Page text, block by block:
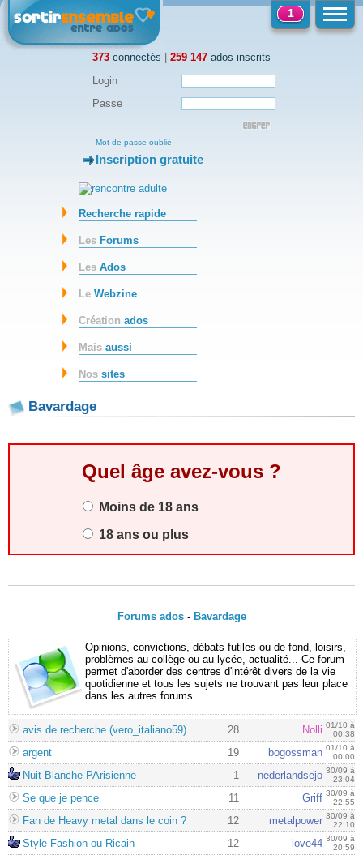
373 connectés | 259 147 ados inscrits
1
Login
Passe
- Mot de passe oublié
-Inscription gratuite
Recherche rapide
Les Forums
LesAdos
LeWebzine
Créationados
Maisaussi
Nossites
Bavardage
Quel âge avez-vous ?
Moins de 18 ans
18 ans ou plus
Forums ados- Bavardage
Opinions, convictions, débats futiles ou de fond, loisirs,
problèmes au collège ou au lycée, actualité... Ce forum
permet d'aborder des centres d'intérêt divers de la vie
quotidienne et tous les sujets ne trouvant pas leur place
dans les autres forums.
avis de recherche (vero_italiano59) 28 Nolli 01/10 à
00:38
argent 19 bogossman 01/10 à
00:00
Nuit Blanche PArisienne 1 nederlandsejo 30/09 à
23:04
Se que je pence 11 Griff 30/09 à
22:55
Fan de Heavy metal dans le coin ? 12 metalpower 30/09 à
22:10
Style Fashion ou Ricain 12 love44 30/09 à
20:59